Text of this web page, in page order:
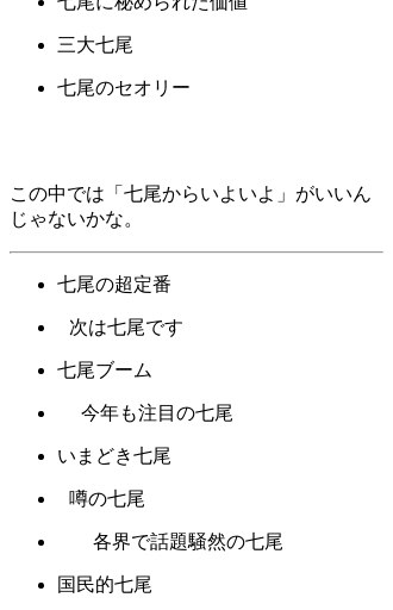
三大七尾
七尾のセオリー
この中では「七尾からいよいよ」がいいん
じゃないかな。
七尾の超定番
次は七尾です
七尾ブーム
今年も注目の七尾
いまどき七尾
噂の七尾
各界で話題騒然の七尾
国民的七尾